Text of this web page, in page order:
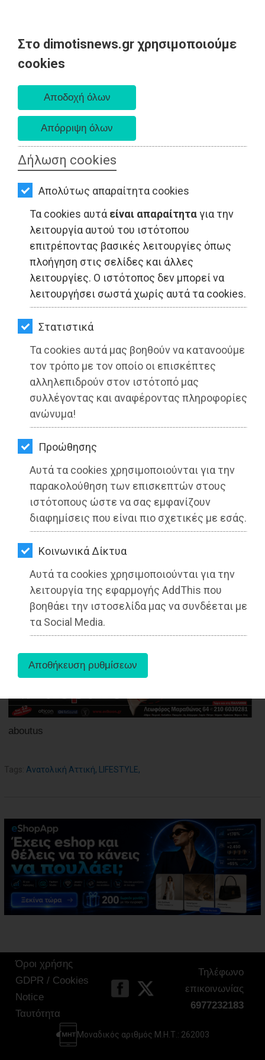
Στο dimotisnews.gr χρησιμοποιούμε
cookies
Δήλωση cookies
Απολύτως απαραίτητα cookies
Τα cookies αυτά είναι απαραίτηταγια την
λειτουργία αυτού του ιστότοπου
επιτρέποντας βασικές λειτουργίες όπως
πλοήγηση στις σελίδες και άλλες
λειτουργίες. Ο ιστότοπος δεν μπορεί να
λειτουργήσει σωστά χωρίς αυτά τα cookies.
Στατιστικά
Τα cookies αυτά μας βοηθούν να κατανοούμε
τον τρόπο με τον οποίο οι επισκέπτες
αλληλεπιδρούν στον ιστότοπό μας
συλλέγοντας και αναφέροντας πληροφορίες
ανώνυμα!
Προώθησης
Αυτά τα cookies χρησιμοποιούνται για την
παρακολούθηση των επισκεπτών στους
ιστότοπους ώστε να σας εμφανίζουν
διαφημίσεις που είναι πιο σχετικές με εσάς.
Kοινωνικά Δίκτυα
Αυτά τα cookies χρησιμοποιούνται για την
λειτουργία της εφαρμογής AddThis που
βοηθάει την ιστοσελίδα μας να συνδέεται με
τα Social Media.
AΡΧΙΚΗ
ΕΙΔΗΣΕΙΣ
ΠΟΛΙΤΙΚΗ
ΤΟΠΙΚΗ
ΑΥΤΟΔΙΟΙΚΗΣΗ
ΟΙΚΟΝΟΜΙΑ
ΑΘΛΗΤΙΣΜΟΣ
ΠΟΛΙΤΙΣΜΟΣ
ΣΠΙΤΙ-
ΚΗΠΟΣ
ΥΓΕΙΑ
LIFESTYLE
ΤΑΞΙΔΙΑ
ΕΞΟΔΟΣ
ΠΕΡΙΒΑΛΛΟΝ
ΚΑΤΟΙΚΙΔΙΟ
ΑΓΓΕΛΙΕΣ
ΕΦΗΜΕΡΙΔΕΣ
OΔΗΓΟΣ
ΑΓΟΡΑΣ
ΨΙΘΥΡΟΙ
ΑΠΟΣΤΟΛΗ
ΑΡΘΡΩΝ
LIFESTYLE - Ανατολική Αττική
Δύο νέες διαλέξεις του Ανοιχτού
Δημοτικού Πανεπιστημίου Σαρωνικού
έρχονται τη Δευτέρα, 15 Νοεμβρίου
Διαβάστηκε 3784 φορές
13-11-2021
Από τo Dimotisnews
aboutus
Tags: Ανατολική Αττική, LIFESTYLE,
Όροι χρήσης
GDPR / Cookies
Notice
Ταυτότητα
Τηλέφωνο
επικοινωνίας
6977232183
Μοναδικός αριθμός Μ.Η.Τ.: 262003